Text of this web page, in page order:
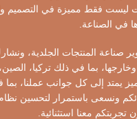
ليست فقط مميزة في التصميم
في الصناعة.
صناعة المنتجات الجلدية،
بما في ذلك تركيا، الصين،
يمتد إلى كل جوانب عملنا،
ونسعى باستمرار لتحسين
تجربتكم معنا استثنائية.